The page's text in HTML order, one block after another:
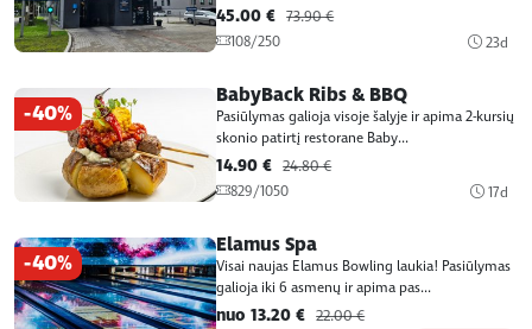
45.00 € 73.90 €
108/250
23d
-40%
BabyBack Ribs & BBQ
Pasiūlymas galioja visoje šalyje ir apima 2-kursių
skonio patirtį restorane Baby...
14.90 € 24.80 €
829/1050
17d
-40%
Elamus Spa
Visai naujas Elamus Bowling laukia! Pasiūlymas
galioja iki 6 asmenų ir apima pas...
nuo 13.20 € 22.00 €